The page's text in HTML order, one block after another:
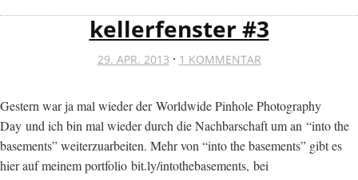
kellerfenster #3
29. APR. 2013 · 1 KOMMENTAR
Gestern war ja mal wieder der Worldwide Pinhole Photography
Day und ich bin mal wieder durch die Nachbarschaft um an “into the
basements” weiterzuarbeiten. Mehr von “into the basements” gibt es
hier auf meinem portfolio bit.ly/intothebasements, bei